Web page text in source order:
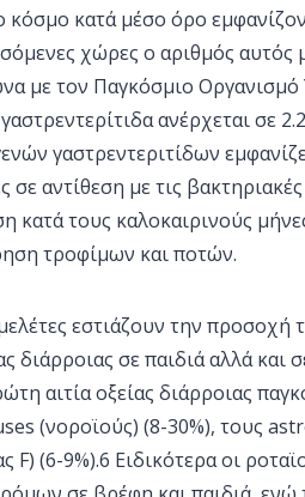
κόσμο κατά μέσο όρο
χώρες ο αριθμός αυτός
με τον Παγκόσμιο
ανέρχεται σε
γαστρεντεριτίδων
σε αντίθεση με τις
κατά τους καλοκαιρινούς
τροφίμων και ποτών.
εστιάζουν την
διάρροιας σε παιδιά αλλά και
αιτία οξείας διάρροιας
(νοροϊούς) (8-30%), τους
F) (6-9%).6 Ειδικότερα οι